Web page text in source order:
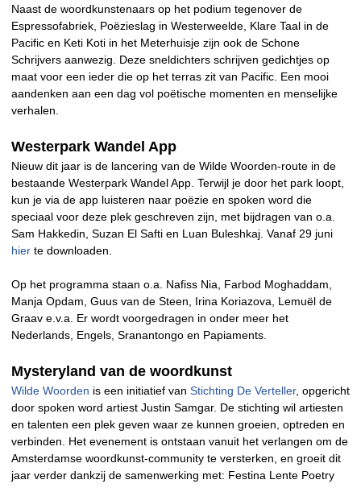
Naast de woordkunstenaars op het podium tegenover de
Espressofabriek, Poëzieslag in Westerweelde, Klare Taal in de
Pacific en Keti Koti in het Meterhuisje zijn ook de Schone
Schrijvers aanwezig. Deze sneldichters schrijven gedichtjes op
maat voor een ieder die op het terras zit van Pacific. Een mooi
aandenken aan een dag vol poëtische momenten en menselijke
verhalen.
Westerpark Wandel App
Nieuw dit jaar is de lancering van de Wilde Woorden-route in de
bestaande Westerpark Wandel App. Terwijl je door het park loopt,
kun je via de app luisteren naar poëzie en spoken word die
speciaal voor deze plek geschreven zijn, met bijdragen van o.a.
Sam Hakkedin, Suzan El Safti en Luan Buleshkaj. Vanaf 29 juni
hier te downloaden.
Op het programma staan o.a. Nafiss Nia, Farbod Moghaddam,
Manja Opdam, Guus van de Steen, Irina Koriazova, Lemuël de
Graav e.v.a. Er wordt voorgedragen in onder meer het
Nederlands, Engels, Sranantongo en Papiaments.
Mysteryland van de woordkunst
Wilde Woorden is een initiatief van Stichting De Verteller, opgericht
door spoken word artiest Justin Samgar. De stichting wil artiesten
en talenten een plek geven waar ze kunnen groeien, optreden en
verbinden. Het evenement is ontstaan vanuit het verlangen om de
Amsterdamse woordkunst-community te versterken, en groeit dit
jaar verder dankzij de samenwerking met: Festina Lente Poetry